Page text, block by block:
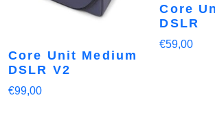
Core Unit Medium
DSLR V2
€99,00
Core
DSLR
€59,00